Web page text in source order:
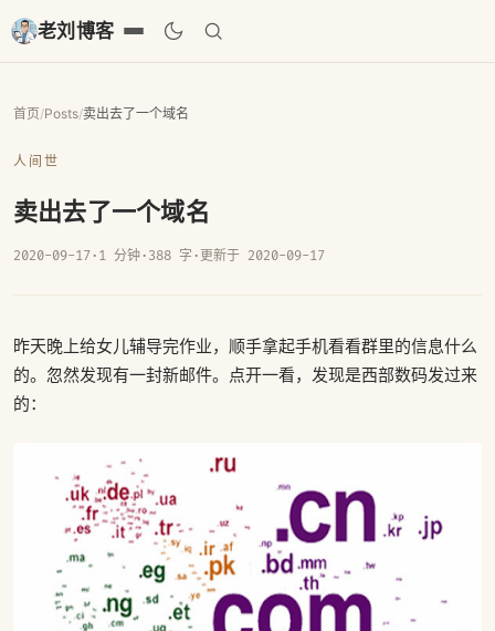
老刘博客
首页/Posts/卖出去了一个域名
人间世
卖出去了一个域名
2020-09-17· 1 分钟· 388 字 · 更新于 2020-09-17
昨天晚上给女儿辅导完作业，顺手拿起手机看看群里的信息什么
的。忽然发现有一封新邮件。点开一看，发现是西部数码发过来
的：